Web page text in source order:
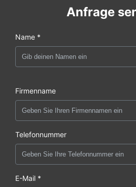
Anfrage
Name *
Firmenname
Telefonnummer
E-Mail *